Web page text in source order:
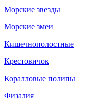
Морские звезды
Морские змеи
Кишечнополостные
Крестовичок
Коралловые полипы
Физалия